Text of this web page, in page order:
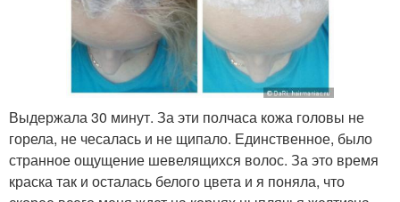
Выдержала 30 минут. За эти полчаса кожа головы не
горела, не чесалась и не щипало. Единственное, было
странное ощущение шевелящихся волос. За это время
краска так и осталась белого цвета и я поняла, что